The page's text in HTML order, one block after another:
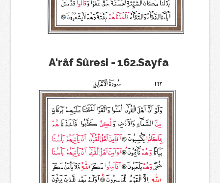
A'râf Sûresi - 162.Sayfa